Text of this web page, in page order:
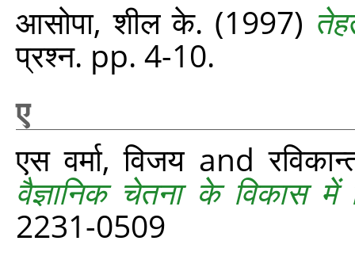
आसोपा, शील के. (1997)
प्रश्‍न. pp. 4-10.
ए
एस वर्मा, विजय and
वैज्ञानिक चेतना के विकास में
2231-0509